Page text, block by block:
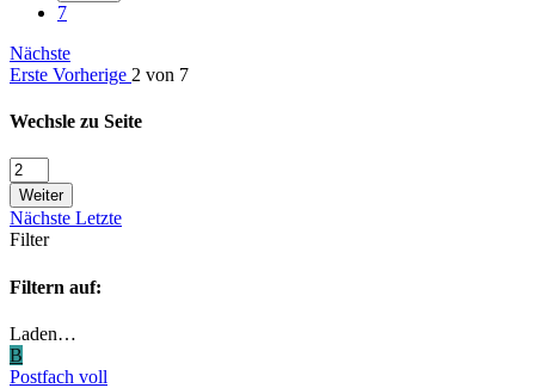
7
Nächste
Erste Vorherige 2 von 7
Wechsle zu Seite
Weiter
Nächste Letzte
Filter
Filtern auf:
Laden…
B
Postfach voll